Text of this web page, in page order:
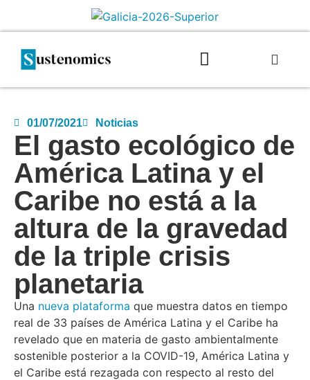
01/07/2021 Noticias
El gasto ecológico de
América Latina y el
Caribe no está a la
altura de la gravedad
de la triple crisis
planetaria
Una nueva plataforma que muestra datos en tiempo
real de 33 países de América Latina y el Caribe ha
revelado que en materia de gasto ambientalmente
sostenible posterior a la COVID-19, América Latina y
el Caribe está rezagada con respecto al resto del